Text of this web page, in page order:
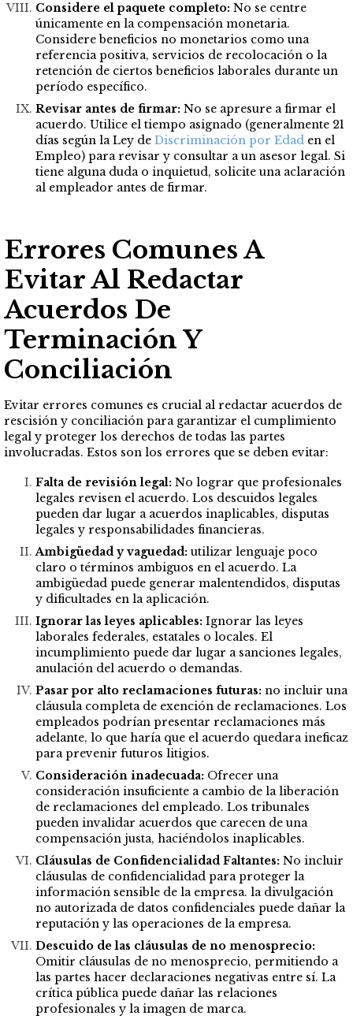
Considere el paquete completo: No se centre
únicamente en la compensación monetaria.
Considere beneficios no monetarios como una
referencia positiva, servicios de recolocación o la
retención de ciertos beneficios laborales durante un
período específico.
Revisar antes de firmar: No se apresure a firmar el
acuerdo. Utilice el tiempo asignado (generalmente 21
días según la Ley de Discriminación por Edad en el
Empleo) para revisar y consultar a un asesor legal. Si
tiene alguna duda o inquietud, solicite una aclaración
al empleador antes de firmar.
Errores Comunes A
Evitar Al Redactar
Acuerdos De
Terminación Y
Conciliación
Evitar errores comunes es crucial al redactar acuerdos de
rescisión y conciliación para garantizar el cumplimiento
legal y proteger los derechos de todas las partes
involucradas. Estos son los errores que se deben evitar:
Falta de revisión legal: No lograr que profesionales
legales revisen el acuerdo. Los descuidos legales
pueden dar lugar a acuerdos inaplicables, disputas
legales y responsabilidades financieras.
Ambigüedad y vaguedad: utilizar lenguaje poco
claro o términos ambiguos en el acuerdo. La
ambigüedad puede generar malentendidos, disputas
y dificultades en la aplicación.
Ignorar las leyes aplicables: Ignorar las leyes
laborales federales, estatales o locales. El
incumplimiento puede dar lugar a sanciones legales,
anulación del acuerdo o demandas.
Pasar por alto reclamaciones futuras: no incluir una
cláusula completa de exención de reclamaciones. Los
empleados podrían presentar reclamaciones más
adelante, lo que haría que el acuerdo quedara ineficaz
para prevenir futuros litigios.
Consideración inadecuada: Ofrecer una
consideración insuficiente a cambio de la liberación
de reclamaciones del empleado. Los tribunales
pueden invalidar acuerdos que carecen de una
compensación justa, haciéndolos inaplicables.
Cláusulas de Confidencialidad Faltantes: No incluir
cláusulas de confidencialidad para proteger la
información sensible de la empresa. la divulgación
no autorizada de datos confidenciales puede dañar la
reputación y las operaciones de la empresa.
Descuido de las cláusulas de no menosprecio:
Omitir cláusulas de no menosprecio, permitiendo a
las partes hacer declaraciones negativas entre sí. La
crítica pública puede dañar las relaciones
profesionales y la imagen de marca.